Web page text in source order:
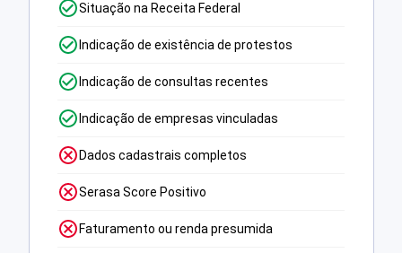
Situação na Receita Federal
Indicação de existência de protestos
Indicação de consultas recentes
Indicação de empresas vinculadas
Dados cadastrais completos
Serasa Score Positivo
Faturamento ou renda presumida